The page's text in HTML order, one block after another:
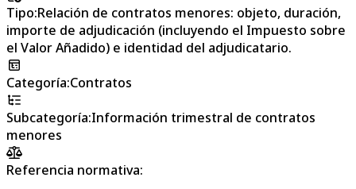
Tipo:Relación de contratos menores: objeto, duración,
importe de adjudicación (incluyendo el Impuesto sobre
el Valor Añadido) e identidad del adjudicatario.
Categoría:Contratos
Subcategoría:Información trimestral de contratos
menores
Referencia normativa: